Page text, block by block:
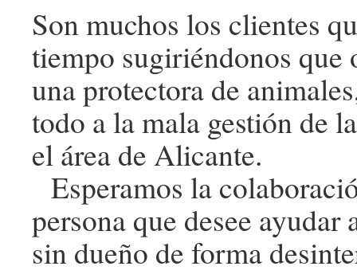
Son muchos los clientes
tiempo sugiriéndonos que
una protectora de
todo a la mala gestión de
el área de Alicante.
Esperamos la
persona que desee ayudar
sin dueño de forma